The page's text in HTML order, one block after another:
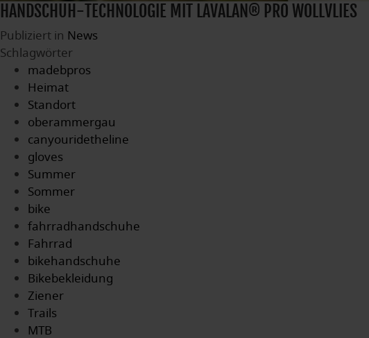
HANDSCHUH-TECHNOLOGIE MIT LAVALAN® PRO WOLLVLIES
Publiziert in News
Schlagwörter
madebpros
Heimat
Standort
oberammergau
canyouridetheline
gloves
Summer
Sommer
bike
fahrradhandschuhe
Fahrrad
bikehandschuhe
Bikebekleidung
Ziener
Trails
MTB